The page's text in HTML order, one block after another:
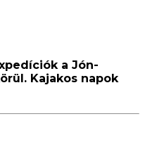
a Jón-
Kajakos napok